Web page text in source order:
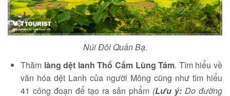
Núi Đôi Quản Bạ.
Thăm làng dệt lanh Thổ Cẩm Lùng Tám. Tìm hiểu về
văn hóa dệt Lanh của người Mông cũng như tìm hiểu
41 công đoạn để tạo ra sản phẩm (Lưu ý: Do đường